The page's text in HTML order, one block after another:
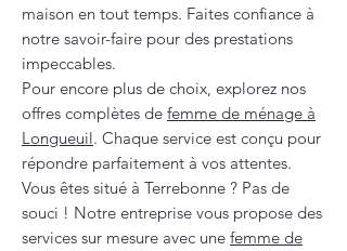
maison en tout temps. Faites confiance à
notre savoir-faire pour des prestations
impeccables.
Pour encore plus de choix, explorez nos
offres complètes de femme de ménage à
Longueuil. Chaque service est conçu pour
répondre parfaitement à vos attentes.
Vous êtes situé à Terrebonne ? Pas de
souci ! Notre entreprise vous propose des
services sur mesure avec une femme de